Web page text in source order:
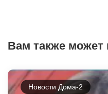
Вам также может
Новости Дома-2